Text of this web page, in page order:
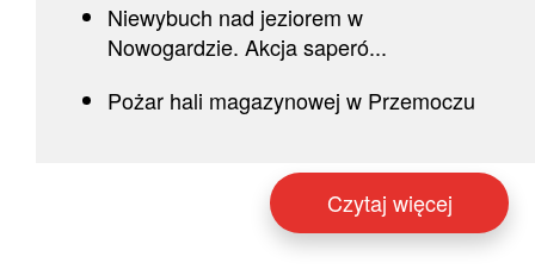
Niewybuch nad jeziorem w
Nowogardzie. Akcja saperó...
Pożar hali magazynowej w Przemoczu
Czytaj więcej